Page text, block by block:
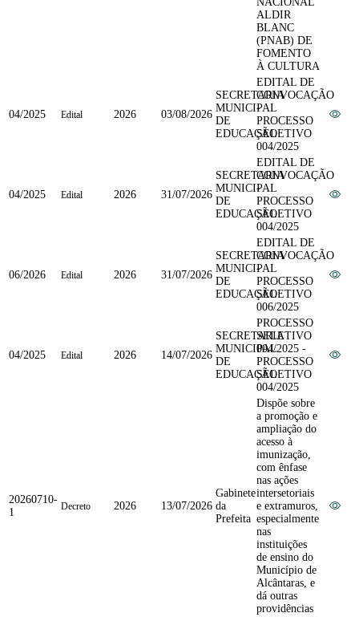
ALDIR
BLANC
(PNAB) DE
FOMENTO
À CULTURA
04/2025 Edital 2026 03/08/2026
SECRETARIA
MUNICIPAL
DE
EDUCAÇÃO
EDITAL DE
CONVOCAÇÃO
-
PROCESSO
SELETIVO
004/2025
04/2025 Edital 2026 31/07/2026
SECRETARIA
MUNICIPAL
DE
EDUCAÇÃO
EDITAL DE
CONVOCAÇÃO
-
PROCESSO
SELETIVO
004/2025
06/2026 Edital 2026 31/07/2026
SECRETARIA
MUNICIPAL
DE
EDUCAÇÃO
EDITAL DE
CONVOCAÇÃO
-
PROCESSO
SELETIVO
006/2025
04/2025 Edital 2026 14/07/2026
SECRETARIA
MUNICIPAL
DE
EDUCAÇÃO
PROCESSO
SELETIVO
004/2025 -
PROCESSO
SELETIVO
004/2025
20260710-
1
Decreto 2026 13/07/2026
Gabinete
da
Prefeita
Dispõe sobre
a promoção e
ampliação do
acesso à
imunização,
com ênfase
nas ações
intersetoriais
e extramuros,
especialmente
nas
instituições
de ensino do
Município de
Alcântaras, e
dá outras
providências